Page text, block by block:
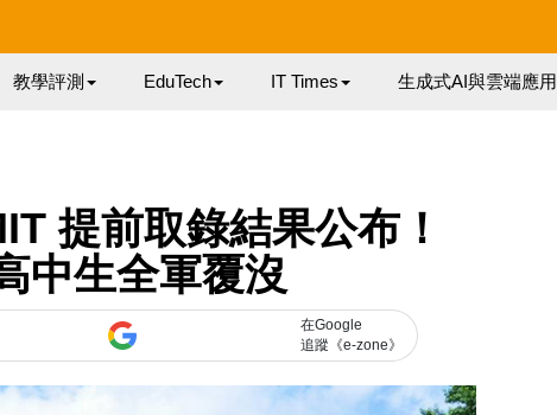
教學評測 EduTech IT Times 生成式AI與雲端應用
提前取錄結果公布！
中生全軍覆沒
在Google
追蹤《e-zone》